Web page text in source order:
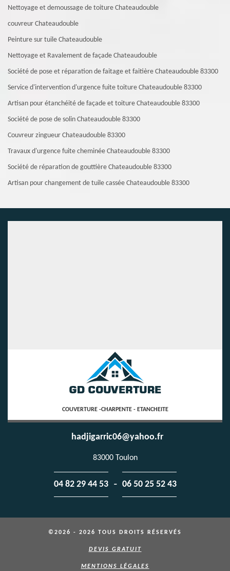
Nettoyage et demoussage de toiture Chateaudouble
couvreur Chateaudouble
Peinture sur tuile Chateaudouble
Nettoyage et Ravalement de façade Chateaudouble
Société de pose et réparation de faitage et faitière Chateaudouble 83300
Service d'intervention d'urgence fuite toiture Chateaudouble 83300
Artisan pour étanchéité de façade et toiture Chateaudouble 83300
Société de pose de solin Chateaudouble 83300
Couvreur zingueur Chateaudouble 83300
Travaux d'urgence fuite cheminée Chateaudouble 83300
Société de réparation de gouttière Chateaudouble 83300
Artisan pour changement de tuile cassée Chateaudouble 83300
COUVERTURE -CHARPENTE - ETANCHEITE
hadjigarric06@yahoo.fr
83000 Toulon
04 82 29 44 53 - 06 50 25 52 43
©2026 - 2026 TOUS DROITS RÉSERVÉS
DEVIS GRATUIT
MENTIONS LÉGALES